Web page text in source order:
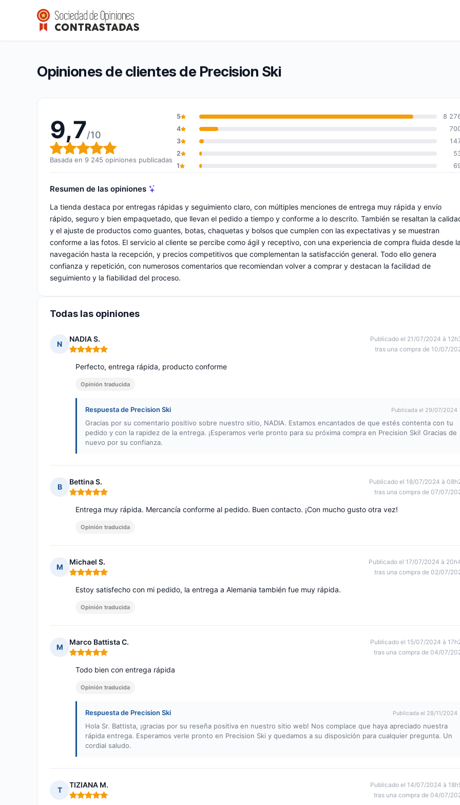
Precision Ski
Calificación global: 9,7 de 10
9,7/10(9 245 opiniones)
Opiniones de clientes de Precision Ski
9,7/10
Calificación global: 9,7 de 10
Basada en 9 245 opiniones publicadas
5
8
4
3
2
1
Resumen de las opiniones
La tienda destaca por entregas rápidas y seguimiento claro, con múltiples menciones de entrega muy rápida y envío
rápido, seguro y bien empaquetado, que llevan el pedido a tiempo y conforme a lo descrito. También se resaltan la
y el ajuste de productos como guantes, botas, chaquetas y bolsos que cumplen con las expectativas y se muestran
conforme a las fotos. El servicio al cliente se percibe como ágil y receptivo, con una experiencia de compra fluida desde la
navegación hasta la recepción, y precios competitivos que complementan la satisfacción general. Todo ello genera
confianza y repetición, con numerosos comentarios que recomiendan volver a comprar y destacan la facilidad de
seguimiento y la fiabilidad del proceso.
Todas las opiniones
N
NADIA S.
Nota: 5 de 5
Publicado el 21/07/2024 à
tras una compra de 10/07/
Perfecto, entrega rápida, producto conforme
Opinión traducida
Respuesta de Precision Ski Publicada el 29/07/2024
Gracias por su comentario positivo sobre nuestro sitio, NADIA. Estamos encantados de que estés contenta con tu
pedido y con la rapidez de la entrega. ¡Esperamos verle pronto para su próxima compra en Precision Ski! Gracias de
nuevo por su confianza.
B
Bettina S.
Nota: 5 de 5
Publicado el 18/07/2024 à
tras una compra de 07/07/
Entrega muy rápida. Mercancía conforme al pedido. Buen contacto. ¡Con mucho gusto otra vez!
Opinión traducida
M
Michael S.
Nota: 5 de 5
Publicado el 17/07/2024 à
tras una compra de 02/07/
Estoy satisfecho con mi pedido, la entrega a Alemania también fue muy rápida.
Opinión traducida
M
Marco Battista C.
Nota: 5 de 5
Publicado el 15/07/2024 à
tras una compra de 04/07/
Todo bien con entrega rápida
Opinión traducida
Respuesta de Precision Ski Publicada el 28/11/2024
Hola Sr. Battista, ¡gracias por su reseña positiva en nuestro sitio web! Nos complace que haya apreciado nuestra
rápida entrega. Esperamos verle pronto en Precision Ski y quedamos a su disposición para cualquier pregunta. Un
cordial saludo.
T
TIZIANA M.
Nota: 5 de 5
Publicado el 14/07/2024 à
tras una compra de 04/07/